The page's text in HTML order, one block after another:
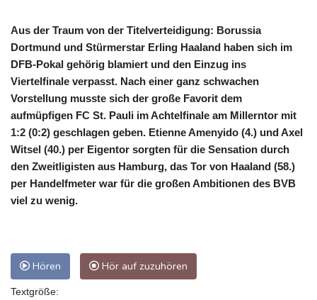
Aus der Traum von der Titelverteidigung: Borussia
Dortmund und Stürmerstar Erling Haaland haben sich im
DFB-Pokal gehörig blamiert und den Einzug ins
Viertelfinale verpasst. Nach einer ganz schwachen
Vorstellung musste sich der große Favorit dem
aufmüpfigen FC St. Pauli im Achtelfinale am Millerntor mit
1:2 (0:2) geschlagen geben. Etienne Amenyido (4.) und Axel
Witsel (40.) per Eigentor sorgten für die Sensation durch
den Zweitligisten aus Hamburg, das Tor von Haaland (58.)
per Handelfmeter war für die großen Ambitionen des BVB
viel zu wenig.
Hören Hör auf zuzuhören
Textgröße: